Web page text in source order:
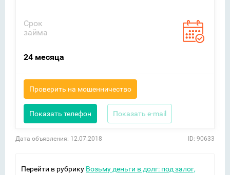
Срок
займа
24 месяца
Проверить на мошенничество
Показать телефон Показать e-mail
Дата объявления: 12.07.2018 ID: 90633
Перейти в рубрику Возьму деньги в долг: под залог,